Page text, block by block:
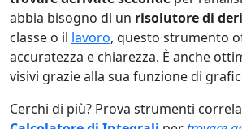
abbia bisogno di un risolutore di
classe o il lavoro, questo strumento
accuratezza e chiarezza. È anche
visivi grazie alla sua funzione di
Cerchi di più? Prova strumenti